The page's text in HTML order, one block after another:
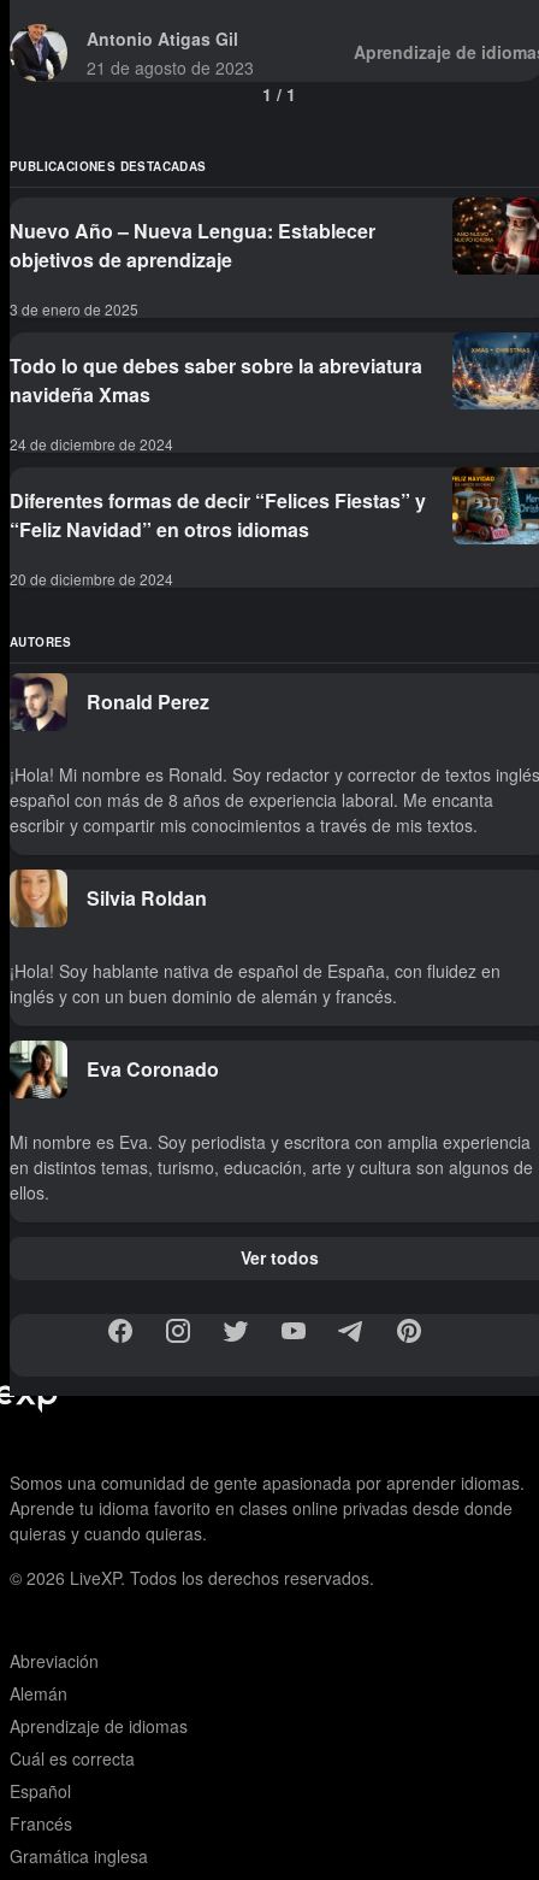
malentendidos o dificultades, con costosas consecuencias. El
lenguaje puede significar cosas distintas y expresar ideas
diferentes para personas distintas. Esto puede ser aún más
Antonio Atigas Gil
21 de agosto de 2023
Aprendizaje de
1 / 1
PUBLICACIONES DESTACADAS
Nuevo Año – Nueva Lengua: Establecer
objetivos de aprendizaje
3 de enero de 2025
Todo lo que debes saber sobre la abreviatura
navideña Xmas
24 de diciembre de 2024
Diferentes formas de decir “Felices Fiestas” y
“Feliz Navidad” en otros idiomas
20 de diciembre de 2024
AUTORES
Ronald Perez
¡Hola! Mi nombre es Ronald. Soy redactor y corrector de textos
español con más de 8 años de experiencia laboral. Me encanta
escribir y compartir mis conocimientos a través de mis textos.
Silvia Roldan
¡Hola! Soy hablante nativa de español de España, con fluidez en
inglés y con un buen dominio de alemán y francés.
Eva Coronado
Mi nombre es Eva. Soy periodista y escritora con amplia experiencia
en distintos temas, turismo, educación, arte y cultura son algunos de
ellos.
Ver todos
Somos una comunidad de gente apasionada por aprender idiomas.
Aprende tu idioma favorito en clases online privadas desde donde
quieras y cuando quieras.
© 2026 LiveXP. Todos los derechos reservados.
Abreviación
Alemán
Aprendizaje de idiomas
Cuál es correcta
Español
Francés
Gramática inglesa